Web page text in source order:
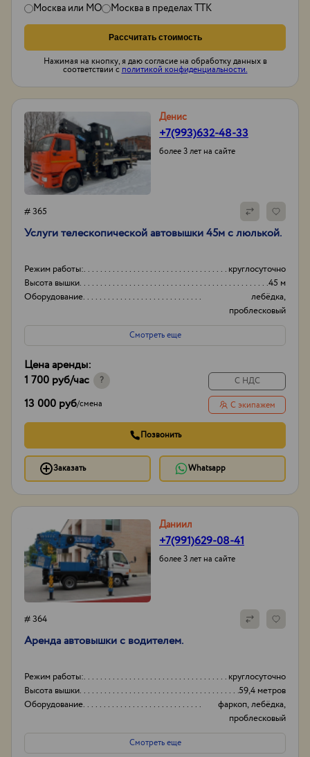
Москва или МО Москва в пределах ТТК
Рассчитать стоимость
Нажимая на кнопку, я даю согласие на обработку данных в
соответствии с политикой конфиденциальности.
Денис
+7(993)632-48-33
более 3 лет на сайте
# 365
Услуги телескопической автовышки 45м с люлькой.
Режим работы:
круглосуточно
Высота вышки
45 м
Оборудование
лебёдка,
проблесковый
маячок.
Смотреть еще
Цена аренды:
1 700 руб/час ?
13 000 руб/смена
С НДС
С экипажем
Позвонить
Заказать Whatsapp
Даниил
+7(991)629-08-41
более 3 лет на сайте
# 364
Аренда автовышки с водителем.
Режим работы:
круглосуточно
Высота вышки
59,4 метров
Оборудование
фаркоп, лебёдка,
проблесковый
маячок,
Смотреть еще